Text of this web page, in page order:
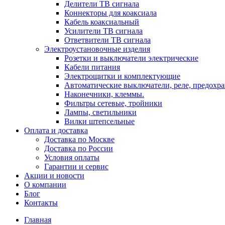
Делители ТВ сигнала
Коннекторы для коаксиала
Кабель коаксиальный
Усилители ТВ сигнала
Ответвители ТВ сигнала
Электроустановочные изделия
Розетки и выключатели электрические
Кабели питания
Электрощитки и комплектующие
Автоматические выключатели, реле,
Наконечники, клеммы.
Фильтры сетевые, тройники
Лампы, светильники
Вилки штепсельные
Оплата и доставка
Доставка по Москве
Доставка по России
Условия оплаты
Гарантии и сервис
Акции и новости
О компании
Блог
Контакты
Главная